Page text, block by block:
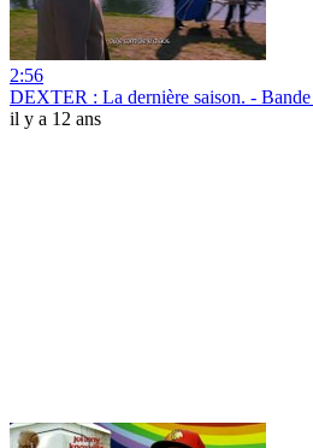
2:56
DEXTER : La dernière saison. - Bande
il y a 12 ans